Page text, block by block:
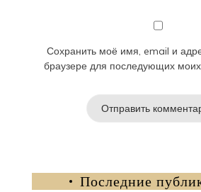
Сохранить моё имя, email и
браузере для последующих
Последние